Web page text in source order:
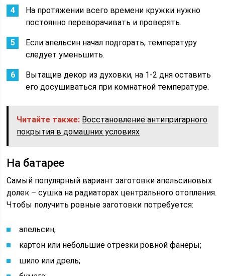
На протяжении всего времени кружки нужно
постоянно переворачивать и проверять.
Если апельсин начал подгорать, температуру
следует уменьшить.
Вытащив декор из духовки, на 1-2 дня оставить
его досушиваться при комнатной температуре.
Читайте также: Восстановление антипригарного
покрытия в домашних условиях
На батарее
Самый популярный вариант заготовки апельсиновых
долек – сушка на радиаторах центрального отопления.
Чтобы получить ровные заготовки потребуется:
апельсин;
картон или небольшие отрезки ровной фанеры;
шило или дрель;